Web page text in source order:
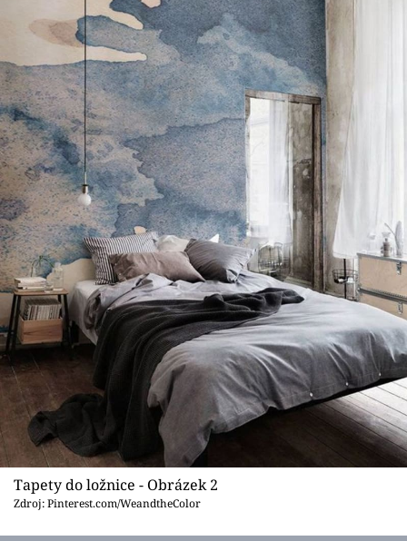
Tapety do ložnice - Obrázek 2
Zdroj: Pinterest.com/WeandtheColor